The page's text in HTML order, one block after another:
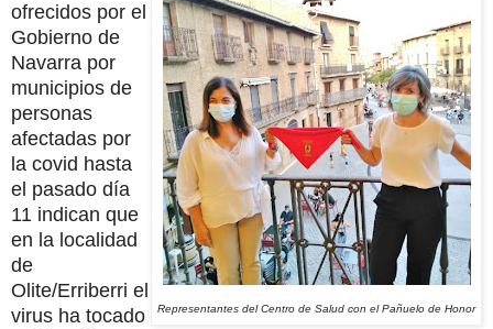
Representantes del Centro de Salud con el Pañuelo de Honor
ofrecidos por el
Gobierno de
Navarra por
municipios de
personas
afectadas por
la covid hasta
el pasado día
11 indican que
en la localidad
de
Olite/Erriberri el
virus ha tocado